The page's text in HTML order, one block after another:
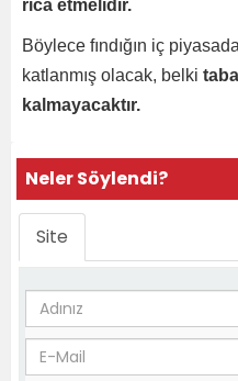
rica etmelidir.
Böylece fındığın iç
katlanmış olacak, belki
kalmayacaktır.
Neler Söylendi?
Site